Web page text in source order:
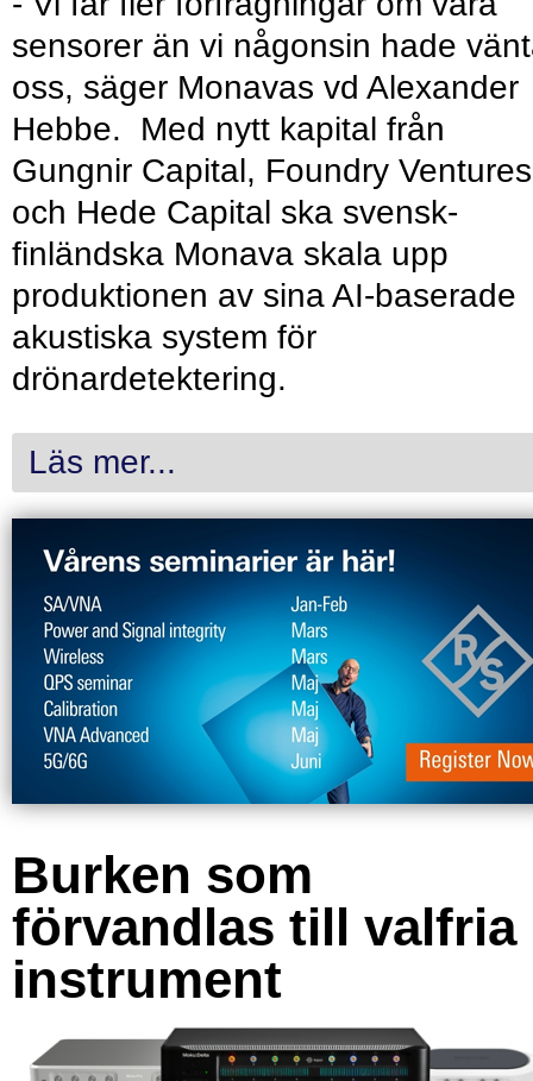
sensorer än vi någonsin hade
oss, säger Monavas vd Alexander
Hebbe. Med nytt kapital från
Gungnir Capital, Foundry Ventures
och Hede Capital ska svensk-
finländska Monava skala upp
produktionen av sina AI-baserade
akustiska system för
drönardetektering.
Läs mer...
Burken som
förvandlas till valfria
instrument